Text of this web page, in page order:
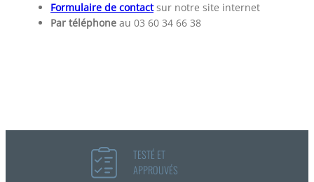
Formulaire de contactsur notre site internet
Par téléphone au 03 60 34 66 38
TESTÉ ET
APPROUVÉS